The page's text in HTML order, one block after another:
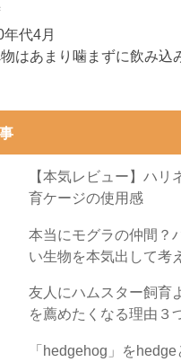
代4月
はあまり噛まずに飲み込
【本気レビュー】ハリ
育ケージの使用感
本当にモグラの仲間？
い生物を本気出して考
友人にハムスター飼育
を薦めたくなる理由３
「hedgehog」を